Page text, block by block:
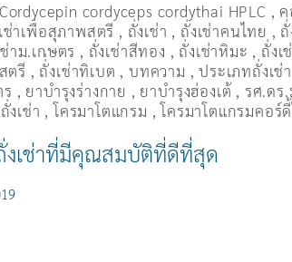
Cordycepin cordyceps cordythai HPLC ,
ช่าเพื่อสุภาพสตรี , ถั่งเช่า , ถั่งเช่าคนไทย ,
ช่าม.เกษตร , ถั่งเช่าสีทอง , ถั่งเช่าหิมะ , ถั่งเ
ตรี , ถั่่งเช่าทิเบต ,บทความ ,ประเภทถั่งเช่า
, ยาบำรุงร่างกาย , ยาบำรุงฮ่องเต้ , รศ.ดร
งเช่า ,โครมาโตแกรม ,โครมาโตแกรมคอร์
งเช่าที่มีคุณสมบัติที่ดีที่สุด